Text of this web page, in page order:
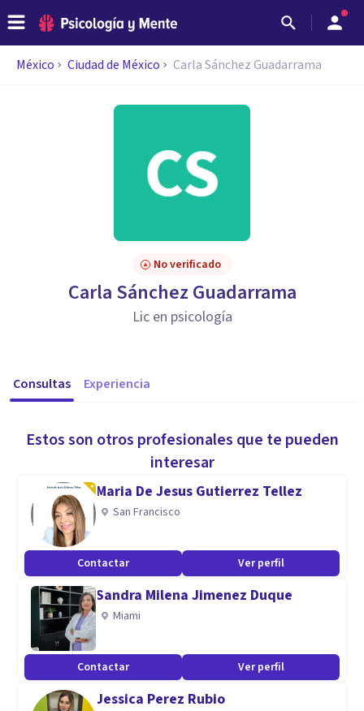
México Ciudad de México Carla Sánchez Guadarrama
No verificado
Carla Sánchez Guadarrama
Lic en psicología
Consultas Experiencia
Estos son otros profesionales que te pueden
interesar
Maria De Jesus Gutierrez Tellez
San Francisco
Contactar Ver perfil
Sandra Milena Jimenez Duque
Miami
Contactar Ver perfil
Jessica Perez Rubio